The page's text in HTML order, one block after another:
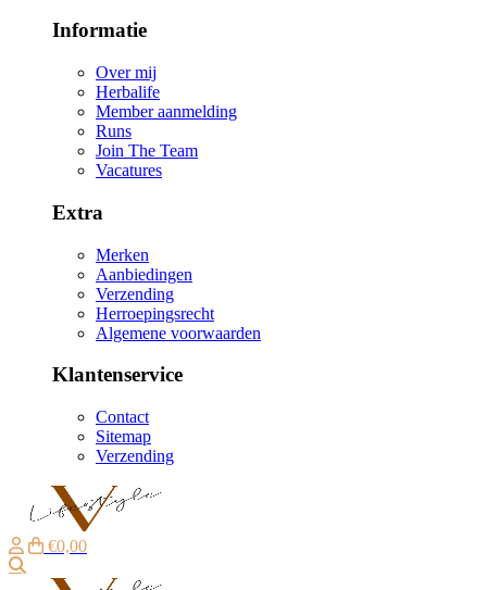
Informatie
Over mij
Herbalife
Member aanmelding
Runs
Join The Team
Vacatures
Extra
Merken
Aanbiedingen
Verzending
Herroepingsrecht
Algemene voorwaarden
Klantenservice
Contact
Sitemap
Verzending
€0,00